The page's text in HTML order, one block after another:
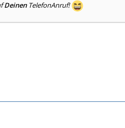
Deinen TelefonAnruf!